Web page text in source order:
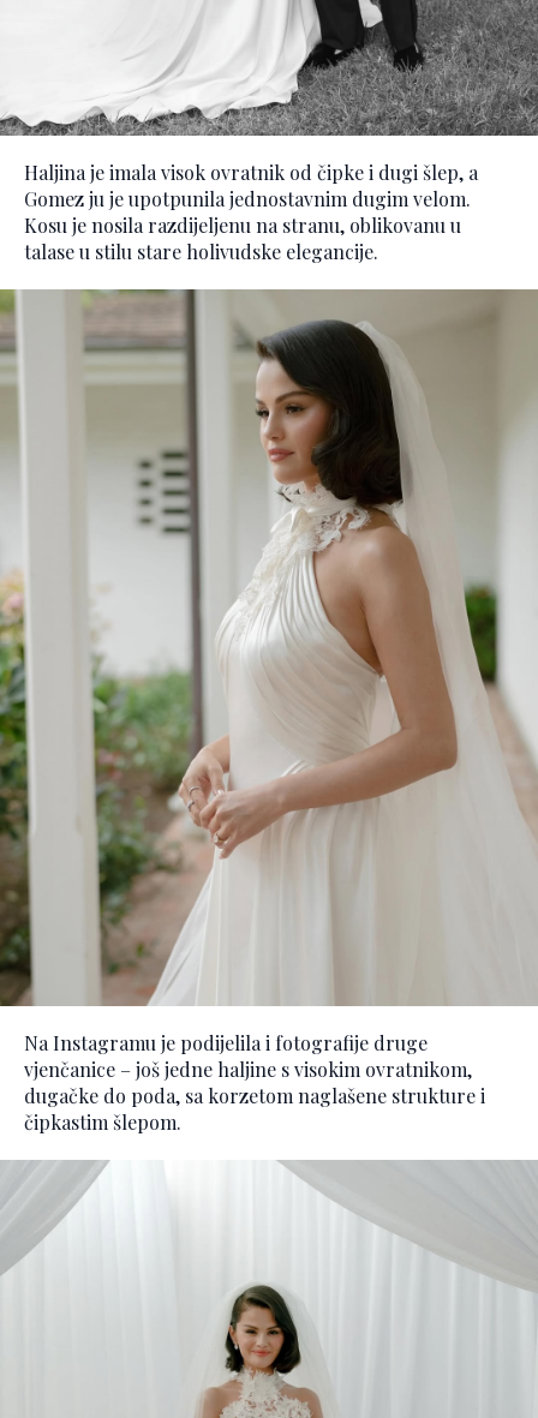
Haljina je imala visok ovratnik od čipke i dugi šlep, a
Gomez ju je upotpunila jednostavnim dugim velom.
Kosu je nosila razdijeljenu na stranu, oblikovanu u
talase u stilu stare holivudske elegancije.
Na Instagramu je podijelila i fotografije druge
vjenčanice – još jedne haljine s visokim ovratnikom,
dugačke do poda, sa korzetom naglašene strukture i
čipkastim šlepom.